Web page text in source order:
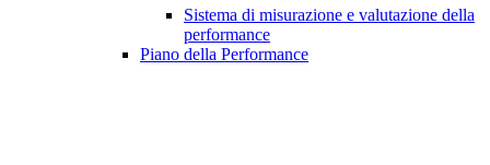
Sistema di misurazione e valutazione della
performance
Piano della Performance